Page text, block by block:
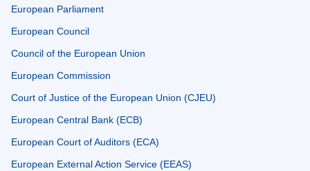
European Parliament
European Council
Council of the European Union
European Commission
Court of Justice of the European Union (CJEU)
European Central Bank (ECB)
European Court of Auditors (ECA)
European External Action Service (EEAS)